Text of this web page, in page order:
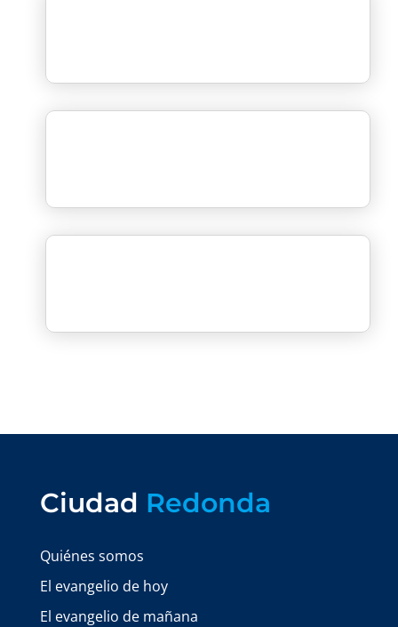
Ciudad Redonda
Quiénes somos
El evangelio de hoy
El evangelio de mañana